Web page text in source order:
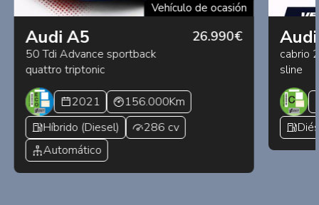
Vehículo de ocasión
Audi A5
50 Tdi Advance sportback
quattro triptonic
26.990€
2021
156.000Km
Híbrido (Diesel)
286 cv
Automático
cabrio
sline